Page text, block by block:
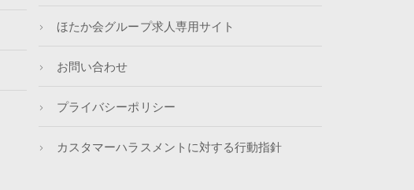
ほたか会グループ求人専用サイト
お問い合わせ
プライバシーポリシー
カスタマーハラスメントに対する行動指針